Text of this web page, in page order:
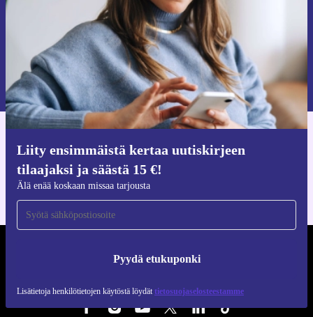
Liity ensimmäistä kertaa uutiskirjeen
tilaajaksi ja säästä 15 €!
Älä enää koskaan missaa tarjousta
Pyydä etukuponki
Lisätietoja henkilötietojen käytöstä löydät tietosuojaselosteestamme
Pyydä etukuponki
Lisätietoja henkilötietojen käytöstä löydättietosuojaselosteestamme.
iOS:lle ja Androidille